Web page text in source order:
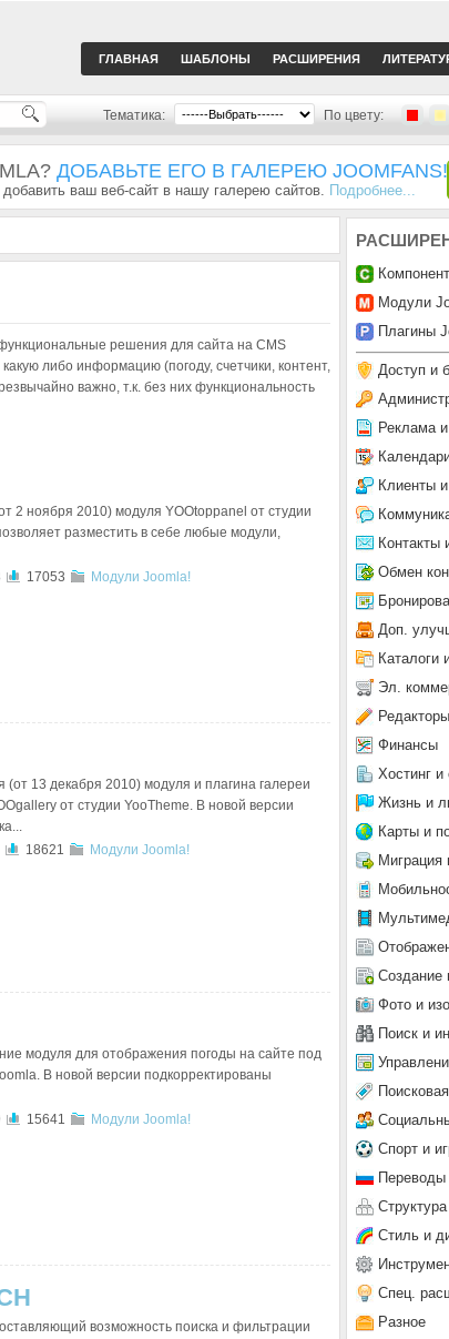
ГЛАВНАЯ ШАБЛОНЫ РАСШИРЕНИЯ
Тематика: По цвету:
ДОБАВЬТЕ ЕГО В ГАЛЕРЕЮ JOOMFANS!
ваш веб-сайт в нашу галерею сайтов. Подробнее...
решения для сайта на CMS
либо информацию (погоду, счетчики, контент,
важно, т.к. без них функциональность
2 ноября 2010) модуля YOOtoppanel от студии
разместить в себе любые модули,
17053 Модули Joomla!
(от 13 декабря 2010) модуля и плагина галереи
от студии YooTheme. В новой версии
18621 Модули Joomla!
модуля для отображения погоды на сайте под
В новой версии подкорректированы
15641 Модули Joomla!
возможность поиска и фильтрации
Модули
Плагины
Доступ и
Реклама
Клиенты
Контакты
Обмен
Доп.
Каталоги
Эл.
Финансы
Хостинг и
Жизнь и
Карты и
Миграция
Создание
Фото и
Поиск и
Спорт и
Переводы
Стиль и
Спец.
Разное